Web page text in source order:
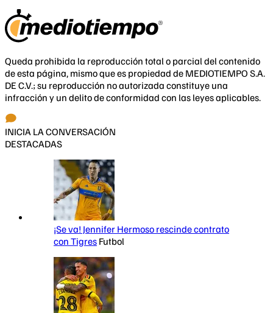
Queda prohibida la reproducción total o parcial del contenido
de esta página, mismo que es propiedad de MEDIOTIEMPO S.A.
DE C.V.; su reproducción no autorizada constituye una
infracción y un delito de conformidad con las leyes aplicables.
INICIA LA CONVERSACIÓN
DESTACADAS
¡Se va! Jennifer Hermoso rescinde contrato
con Tigres Futbol